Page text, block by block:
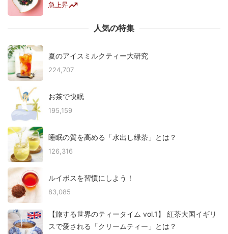
急上昇
人気の特集
夏のアイスミルクティー大研究
224,707
お茶で快眠
195,159
睡眠の質を高める「水出し緑茶」とは？
126,316
ルイボスを習慣にしよう！
83,085
【旅する世界のティータイム vol.1】 紅茶大国イギリ
スで愛される「クリームティー」とは？